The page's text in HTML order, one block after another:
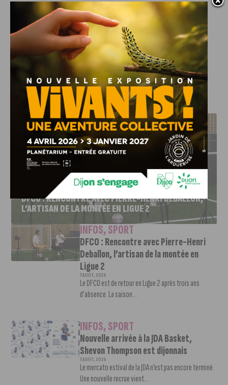
Poste en CDI basé à Dijon – La toison d’or
Contact recrutement :Pauline EVEN par mail sur
pauline@concept-recrutement.fr
J'AIME LE DFCO
DFCO : RENCONTRE AVEC PIERRE-HENRI DEBALLON,
L’ARTISAN DE LA MONTÉE EN LIGUE 2
INFOS,SPORT
DFCO : Rencontre avec Pierre-Henri
Deballon, l’artisan de la montée en
Ligue 2
7 AOÛT, 2026
Le DFCO est de retour en Ligue 2 après trois ans
d’absence. La saison...
INFOS,SPORT
Nouvelle arrivée à la JDA Basket,
Shevon Thompson est dijonnais
7 AOÛT, 2026
Le mercato estival de la JDA n’est pas encore terminé.
Une nouvelle recrue vient...